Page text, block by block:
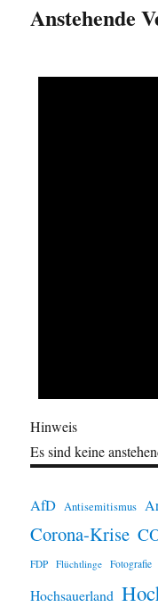
Anstehende
Hinweis
Es sind keine
AfD Antisemitismus
Corona-Krise
FDP Flüchtlinge Fotografie
Hochsauerland